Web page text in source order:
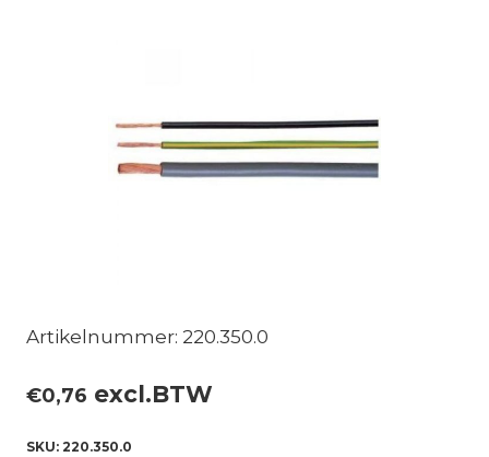
Artikelnummer: 220.350.0
€0,76 excl.BTW
SKU: 220.350.0